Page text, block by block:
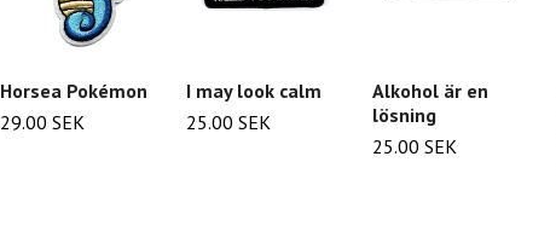
Horsea Pokémon
29.00 SEK
I may look calm
25.00 SEK
Alkohol är en
lösning
25.00 SEK